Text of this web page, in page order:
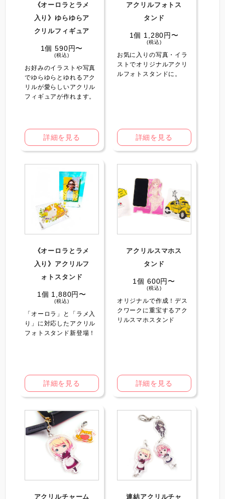
《オーロラとラメ
入り》ゆらゆらア
クリルフィギュア
1個 590円〜
(税込)
お好みのイラストや写真
でゆらゆらとゆれるアク
リルが愛らしいアクリル
フィギュアが作れます。
詳細を見る
アクリルフォトス
タンド
1個 1,280円〜
(税込)
お気に入りの写真・イラ
ストでオリジナルアクリ
ルフォトスタンドに。
詳細を見る
《オーロラとラメ
入り》アクリルフ
ォトスタンド
1個 1,880円〜
(税込)
「オーロラ」と「ラメ入
り」に対応したアクリル
フォトスタンド新登場！
詳細を見る
アクリルスマホス
タンド
1個 600円〜
(税込)
オリジナルで作成！デス
クワークに重宝するアク
リルスマホスタンド
詳細を見る
アクリルチャーム 連結アクリルチャ